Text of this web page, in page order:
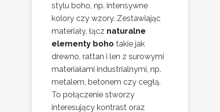
stylu boho, np. intensywne
kolory czy wzory. Zestawiając
materiały, łącz naturalne
elementy boho takie jak
drewno, rattan i len z surowymi
materiałami industrialnymi, np.
metalem, betonem czy cegłą.
To połączenie stworzy
interesujący kontrast oraz